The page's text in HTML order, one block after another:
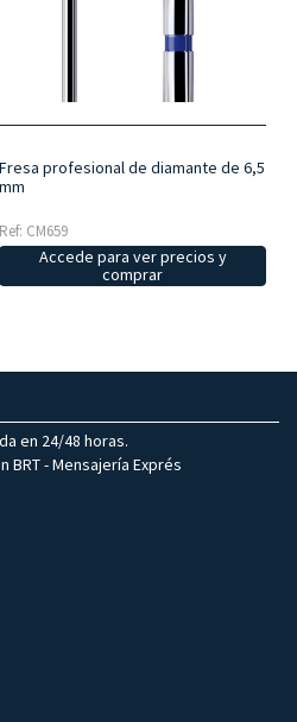
Fresa profesional de diamante de 6,5
mm
Ref: CM659
Accede para ver precios y
comprar
en 24/48 horas.
BRT - Mensajería Exprés